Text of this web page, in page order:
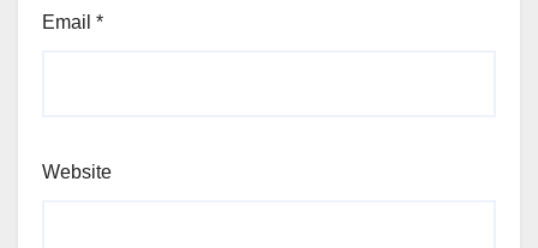
Email *
Website